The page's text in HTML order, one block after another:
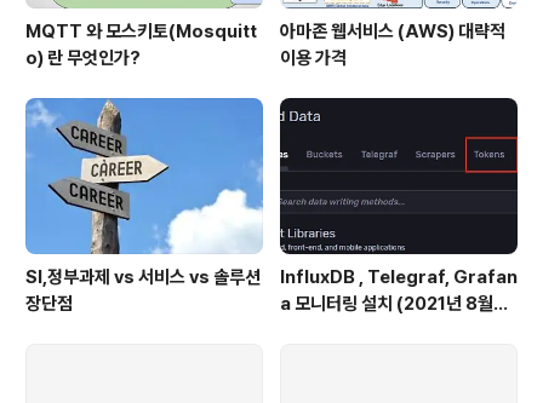
MQTT 와 모스키토(Mosquitt
o) 란 무엇인가?
아마존 웹서비스 (AWS) 대략적
이용 가격
SI,정부과제 vs 서비스 vs 솔루션
장단점
InfluxDB , Telegraf, Grafan
a 모니터링 설치 (2021년 8월기